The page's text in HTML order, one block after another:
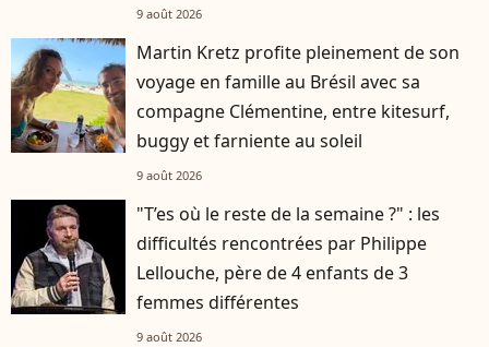
9 août 2026
Martin Kretz profite pleinement de son
voyage en famille au Brésil avec sa
compagne Clémentine, entre kitesurf,
buggy et farniente au soleil
9 août 2026
"T’es où le reste de la semaine ?" : les
difficultés rencontrées par Philippe
Lellouche, père de 4 enfants de 3
femmes différentes
9 août 2026